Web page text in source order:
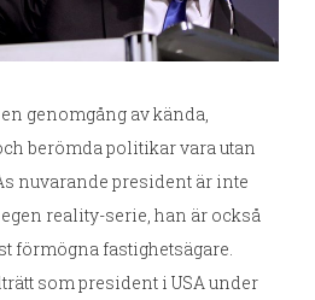
genomgång av kända,
berömda politikar vara utan
nuvarande president är inte
reality-serie, han är också
förmögna fastighetsägare.
som president i USA under